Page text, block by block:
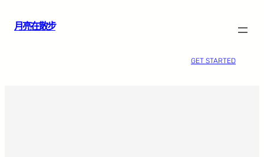
月亮在散步
GET STARTED